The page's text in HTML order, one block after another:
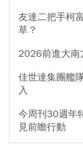
友達二把手柯
草？
2026前進大南
佳世達集團艦
入
今周刊30週年
見前瞻行動